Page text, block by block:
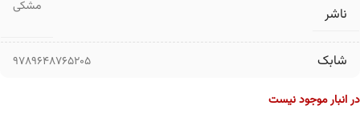
ناشر مشکی
شابک 9789648765205
در انبار موجود نیست